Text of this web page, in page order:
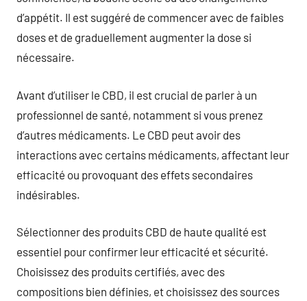
d’appétit. Il est suggéré de commencer avec de faibles
doses et de graduellement augmenter la dose si
nécessaire.
Avant d’utiliser le CBD, il est crucial de parler à un
professionnel de santé, notamment si vous prenez
d’autres médicaments. Le CBD peut avoir des
interactions avec certains médicaments, affectant leur
efficacité ou provoquant des effets secondaires
indésirables.
Sélectionner des produits CBD de haute qualité est
essentiel pour confirmer leur efficacité et sécurité.
Choisissez des produits certifiés, avec des
compositions bien définies, et choisissez des sources